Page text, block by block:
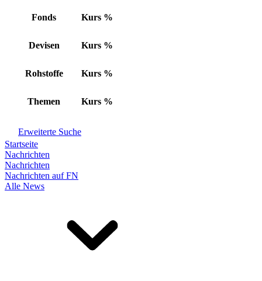
Fonds Kurs %
Devisen Kurs %
Rohstoffe Kurs %
Themen Kurs %
Erweiterte Suche
Startseite
Nachrichten
Nachrichten
Nachrichten auf FN
Alle News